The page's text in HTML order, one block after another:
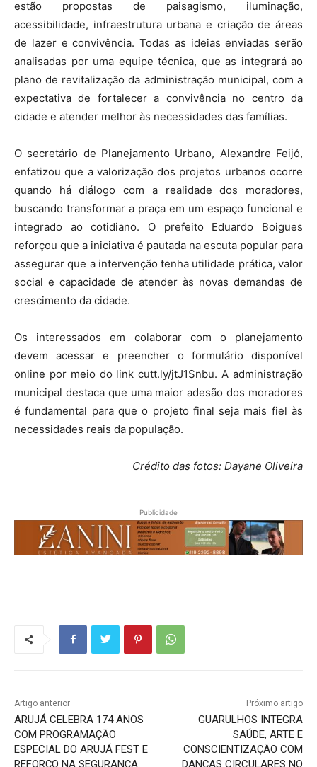
estão propostas de paisagismo, iluminação,
acessibilidade, infraestrutura urbana e criação de áreas
de lazer e convivência. Todas as ideias enviadas serão
analisadas por uma equipe técnica, que as integrará ao
plano de revitalização da administração municipal, com a
expectativa de fortalecer a convivência no centro da
cidade e atender melhor às necessidades das famílias.
O secretário de Planejamento Urbano, Alexandre Feijó,
enfatizou que a valorização dos projetos urbanos ocorre
quando há diálogo com a realidade dos moradores,
buscando transformar a praça em um espaço funcional e
integrado ao cotidiano. O prefeito Eduardo Boigues
reforçou que a iniciativa é pautada na escuta popular para
assegurar que a intervenção tenha utilidade prática, valor
social e capacidade de atender às novas demandas de
crescimento da cidade.
Os interessados em colaborar com o planejamento
devem acessar e preencher o formulário disponível
online por meio do link cutt.ly/jtJ1Snbu. A administração
municipal destaca que uma maior adesão dos moradores
é fundamental para que o projeto final seja mais fiel às
necessidades reais da população.
Crédito das fotos: Dayane Oliveira
Publicidade
Artigo anterior
ARUJÁ CELEBRA 174 ANOS
COM PROGRAMAÇÃO
ESPECIAL DO ARUJÁ FEST E
REFORÇO NA SEGURANÇA
Próximo artigo
GUARULHOS INTEGRA
SAÚDE, ARTE E
CONSCIENTIZAÇÃO COM
DANÇAS CIRCULARES NO